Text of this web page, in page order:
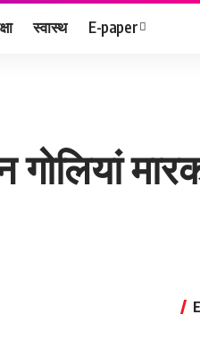
स्वास्थ E-paper
गोलियां